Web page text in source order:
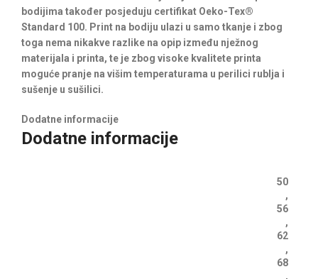
bodijima također posjeduju certifikat Oeko-Tex®
Standard 100. Print na bodiju ulazi u samo tkanje i zbog
toga nema nikakve razlike na opip između nježnog
materijala i printa, te je zbog visoke kvalitete printa
moguće pranje na višim temperaturama u perilici rublja i
sušenje u sušilici.
Dodatne informacije
Dodatne informacije
50
,
56
,
62
,
68
,